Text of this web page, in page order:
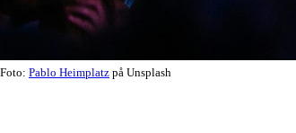
Foto: Pablo Heimplatz på Unsplash